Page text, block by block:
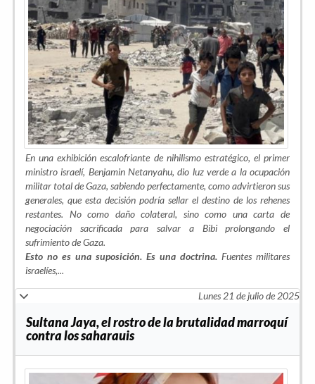
En una exhibición escalofriante de nihilismo estratégico, el primer
ministro israelí, Benjamin Netanyahu, dio luz verde a la ocupación
militar total de Gaza, sabiendo perfectamente, como advirtieron sus
generales, que esta decisión podría sellar el destino de los rehenes
restantes. No como daño colateral, sino como una carta de
negociación sacrificada para salvar a Bibi prolongando el
sufrimiento de Gaza.
Esto no es una suposición. Es una doctrina. Fuentes militares
israelíes,...
Lunes 21 de julio de 2025
Sultana Jaya, el rostro de la brutalidad marroquí
contra los saharauis